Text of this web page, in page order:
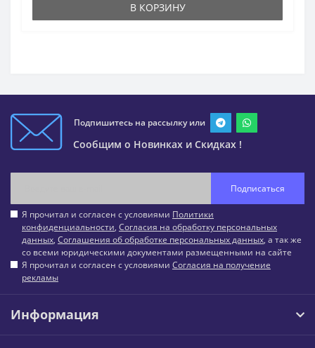
В КОРЗИНУ
Подпишитесь на рассылку или
Сообщим о Новинках и Скидках !
Подписаться
Я прочитал и согласен с условиями Политики
конфиденциальности, Согласия на обработку персональных
данных, Соглашения об обработке персональных данных, а так же
со всеми юридическими документами размещенными на сайте
Я прочитал и согласен с условиями Согласия на получение
рекламы
Информация